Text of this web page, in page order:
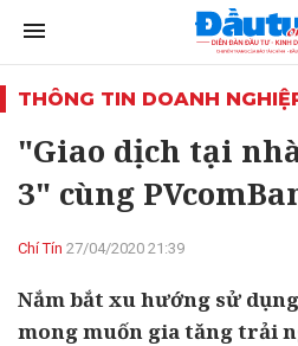
THÔNG TIN DOANH
"Giao dịch tại
3" cùng
Chí Tín 27/04/2020 21:39
Nắm bắt xu hướng sử
mong muốn gia tăng trải